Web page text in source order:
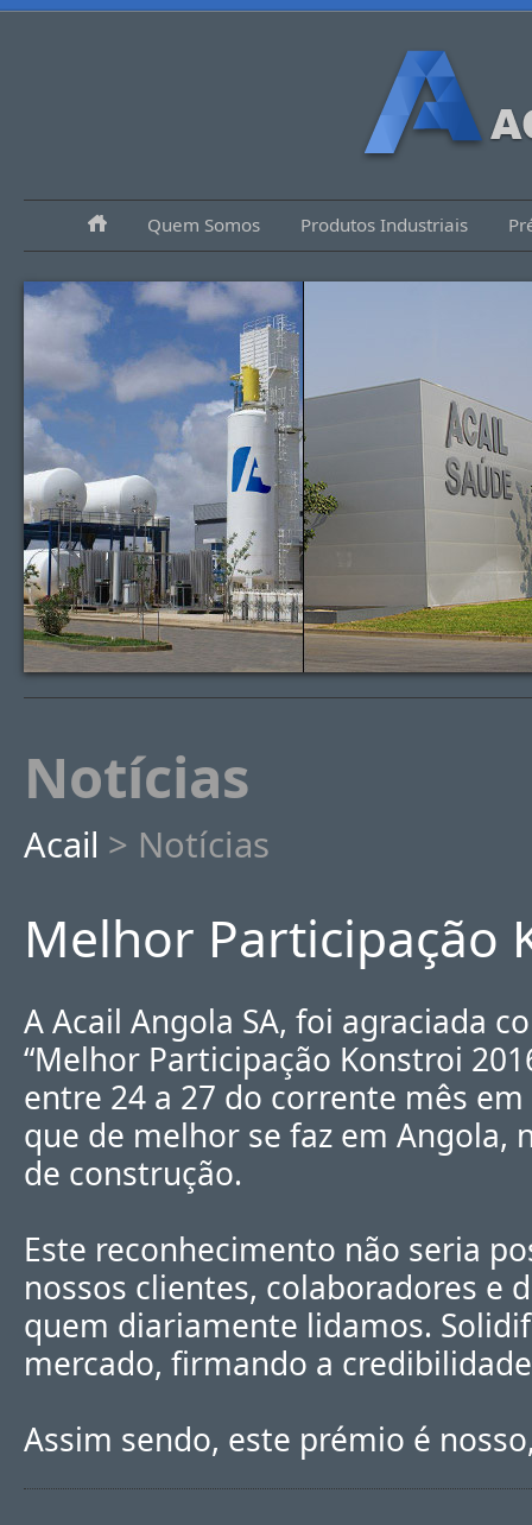
Quem Somos Produtos Industriais
Notícias
Acail > Notícias
Melhor Participação
A Acail Angola SA, foi agraciada
“Melhor Participação Konstroi
entre 24 a 27 do corrente mês
que de melhor se faz em Angola,
de construção.
Este reconhecimento não seria
nossos clientes, colaboradores e
quem diariamente lidamos.
mercado, firmando a
Assim sendo, este prémio é